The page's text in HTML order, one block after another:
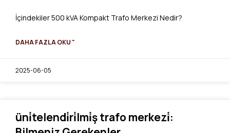
İçindekiler 500 kVA Kompakt Trafo Merkezi Nedir?
DAHA FAZLA OKU "
2025-06-05
üni̇telendi̇ri̇lmi̇ş trafo merkezi̇: